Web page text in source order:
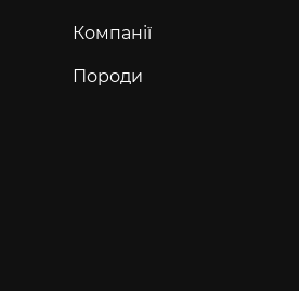
Компанії
Породи